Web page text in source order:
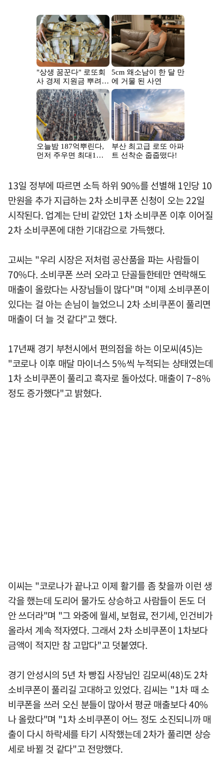
13일 정부에 따르면 소득 하위 90%를 선별해 1인당 10
만원을 추가 지급하는 2차 소비쿠폰 신청이 오는 22일
시작된다. 업계는 단비 같았던 1차 소비쿠폰 이후 이어질
2차 소비쿠폰에 대한 기대감으로 가득했다.
고씨는 "우리 시장은 저처럼 공산품을 파는 사람들이
70%다. 소비쿠폰 쓰러 오라고 단골들한테만 연락해도
매출이 올랐다는 사장님들이 많다"며 "이제 소비쿠폰이
있다는 걸 아는 손님이 늘었으니 2차 소비쿠폰이 풀리면
매출이 더 늘 것 같다"고 했다.
17년째 경기 부천시에서 편의점을 하는 이모씨(45)는
"코로나 이후 매달 마이너스 5%씩 누적되는 상태였는데
1차 소비쿠폰이 풀리고 흑자로 돌아섰다. 매출이 7~8%
정도 증가했다"고 밝혔다.
이씨는 "코로나가 끝나고 이제 활기를 좀 찾을까 이런 생
각을 했는데 도리어 물가도 상승하고 사람들이 돈도 더
안 쓰더라"며 "그 와중에 월세, 보험료, 전기세, 인건비가
올라서 계속 적자였다. 그래서 2차 소비쿠폰이 1차보다
금액이 적지만 참 고맙다"고 덧붙였다.
경기 안성시의 5년 차 빵집 사장님인 김모씨(48)도 2차
소비쿠폰이 풀리길 고대하고 있었다. 김씨는 "1차 때 소
비쿠폰을 쓰러 오신 분들이 많아서 평균 매출보다 40%
나 올랐다"며 "1차 소비쿠폰이 어느 정도 소진되니까 매
출이 다시 하락세를 타기 시작했는데 2차가 풀리면 상승
세로 바뀔 것 같다"고 전망했다.